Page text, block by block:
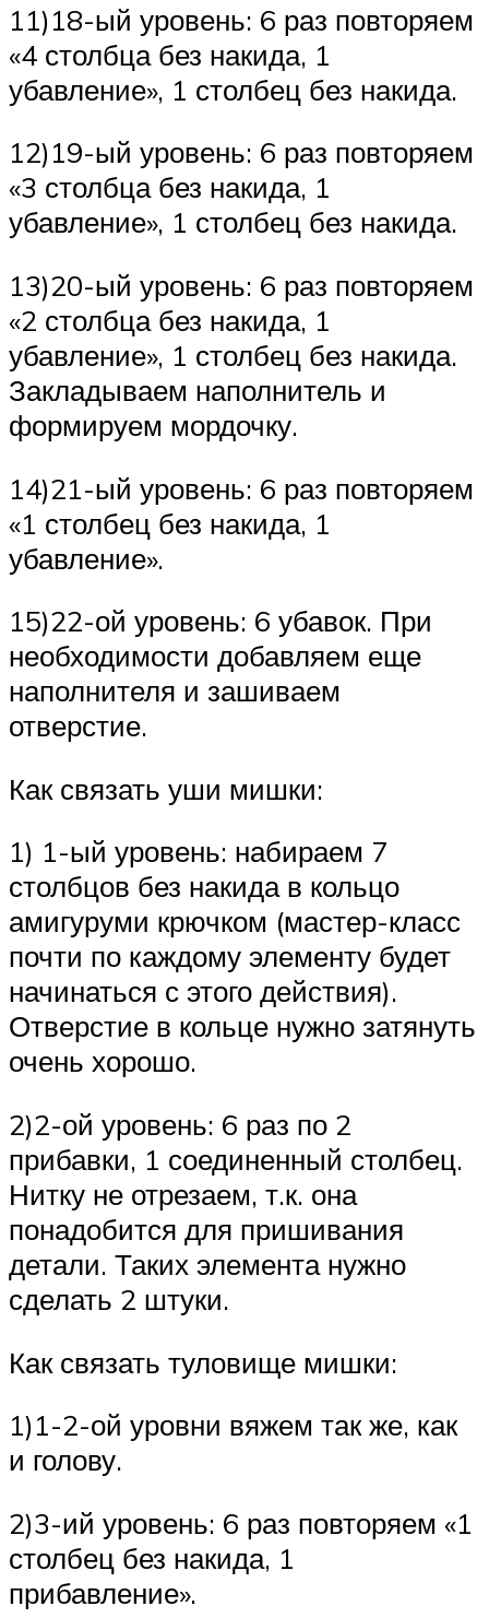
11)18-ый уровень: 6 раз повторяем
«4 столбца без накида, 1
убавление», 1 столбец без накида.
12)19-ый уровень: 6 раз повторяем
«3 столбца без накида, 1
убавление», 1 столбец без накида.
13)20-ый уровень: 6 раз повторяем
«2 столбца без накида, 1
убавление», 1 столбец без накида.
Закладываем наполнитель и
формируем мордочку.
14)21-ый уровень: 6 раз повторяем
«1 столбец без накида, 1
убавление».
15)22-ой уровень: 6 убавок. При
необходимости добавляем еще
наполнителя и зашиваем
отверстие.
Как связать уши мишки:
1) 1-ый уровень: набираем 7
столбцов без накида в кольцо
амигуруми крючком (мастер-класс
почти по каждому элементу будет
начинаться с этого действия).
Отверстие в кольце нужно затянуть
очень хорошо.
2)2-ой уровень: 6 раз по 2
прибавки, 1 соединенный столбец.
Нитку не отрезаем, т.к. она
понадобится для пришивания
детали. Таких элемента нужно
сделать 2 штуки.
Как связать туловище мишки:
1)1-2-ой уровни вяжем так же, как
и голову.
2)3-ий уровень: 6 раз повторяем «1
столбец без накида, 1
прибавление».